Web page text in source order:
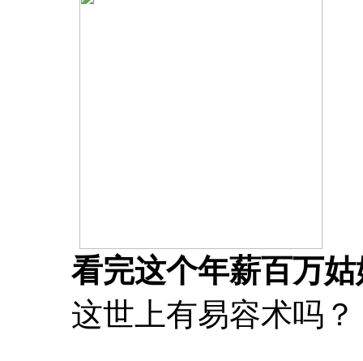
看完这个年薪百万
这世上有易容术吗？